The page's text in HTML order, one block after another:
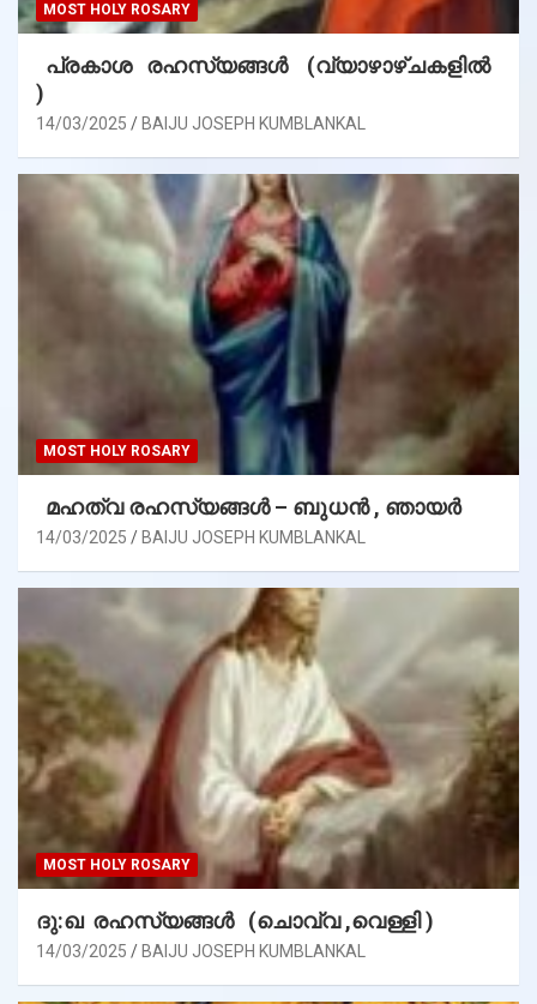
MOST HOLY ROSARY
പ്രകാശ രഹസ്യങ്ങൾ (വ്യാഴാഴ്ചകളിൽ
)
14/03/2025 BAIJU JOSEPH KUMBLANKAL
MOST HOLY ROSARY
മഹത്വ രഹസ്യങ്ങള്‍ – ബുധൻ , ഞായർ
14/03/2025 BAIJU JOSEPH KUMBLANKAL
MOST HOLY ROSARY
ദു:ഖ രഹസ്യങ്ങൾ (ചൊവ്വ ,വെള്ളി )
14/03/2025 BAIJU JOSEPH KUMBLANKAL